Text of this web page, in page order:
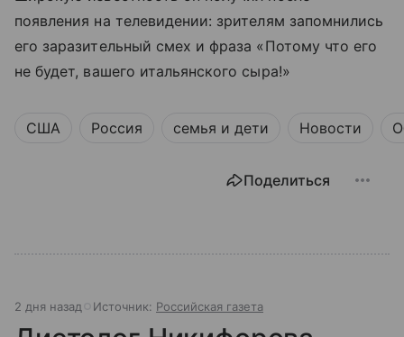
появления на телевидении: зрителям запомнились
его заразительный смех и фраза «Потому что его
не будет, вашего итальянского сыра!»
США Россия семья и дети Новости
Поделиться
2 дня назад Источник: Российская газета